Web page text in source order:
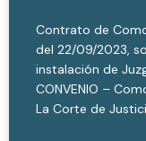
Contrato de
del 22/09/2023,
instalación de
CONVENIO –
La Corte de